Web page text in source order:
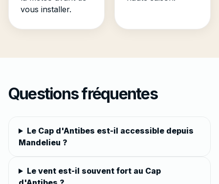
vous installer.
Questions fréquentes
Le Cap d'Antibes est-il accessible depuis
Mandelieu ?
Le vent est-il souvent fort au Cap